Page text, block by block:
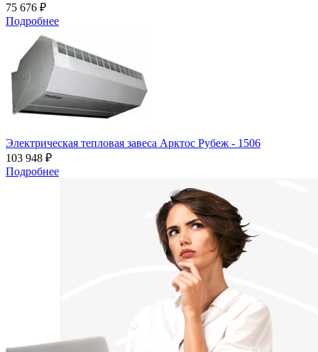
75 676 ₽
Подробнее
Электрическая тепловая завеса Арктос Рубеж - 1506
103 948 ₽
Подробнее